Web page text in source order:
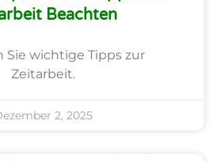
Beachten
Sie wichtige Tipps zur
Zeitarbeit.
2, 2025